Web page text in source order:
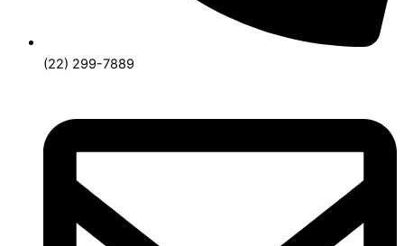
(22) 299-7889